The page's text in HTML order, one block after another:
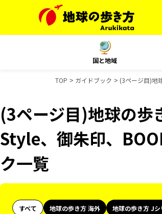
国と地域
TOP ガイドブック (3ページ目)地
(3ページ目)地球の
Style、御朱印、
ク一覧
すべて 地球の歩き方 海外 地球の歩き方 Jシ